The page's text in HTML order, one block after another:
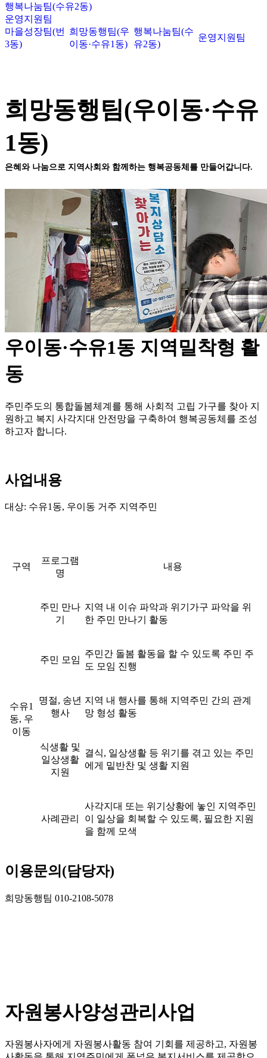
행복나눔팀(수유2동)
운영지원팀
마을성장팀(번
3동)
희망동행팀(우
이동·수유1동)
행복나눔팀(수
유2동)
운영지원팀
희망동행팀(우이동·수유
1동)
은혜와 나눔으로 지역사회와 함께하는 행복공동체를 만들어갑니다.
우이동·수유1동 지역밀착형 활
동
주민주도의 통합돌봄체계를 통해 사회적 고립 가구를 찾아 지
원하고 복지 사각지대 안전망을 구축하여 행복공동체를 조성
하고자 합니다.
사업내용
대상: 수유1동, 우이동 거주 지역주민
구역
프로그램
명
내용
수유1
동, 우
이동
주민 만나
기
지역 내 이슈 파악과 위기가구 파악을 위
한 주민 만나기 활동
주민 모임
주민간 돌봄 활동을 할 수 있도록 주민 주
도 모임 진행
명절, 송년
행사
지역 내 행사를 통해 지역주민 간의 관계
망 형성 활동
식생활 및
일상생활
지원
결식, 일상생활 등 위기를 겪고 있는 주민
에게 밑반찬 및 생활 지원
사례관리
사각지대 또는 위기상황에 놓인 지역주민
이 일상을 회복할 수 있도록, 필요한 지원
을 함께 모색
이용문의(담당자)
희망동행팀 010-2108-5078
자원봉사양성관리사업
자원봉사자에게 자원봉사활동 참여 기회를 제공하고, 자원봉